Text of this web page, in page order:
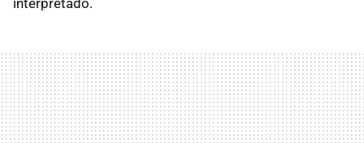
interpretado.